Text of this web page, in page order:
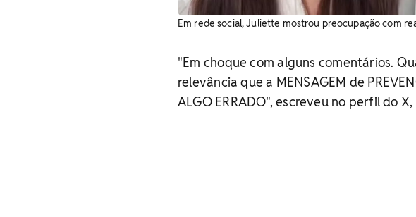
Em rede social, Juliette mostrou preocupação com
"Em choque com alguns comentários.
relevância que a MENSAGEM de
ALGO ERRADO", escreveu no perfil do